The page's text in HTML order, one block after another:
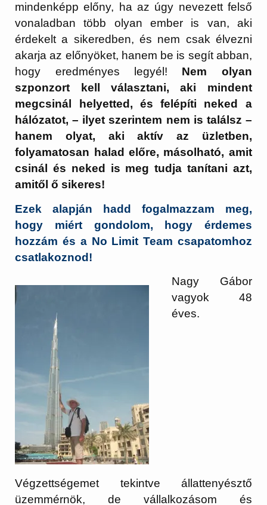
mindenképp előny, ha az úgy nevezett felső
vonaladban több olyan ember is van, aki
érdekelt a sikeredben, és nem csak élvezni
akarja az előnyöket, hanem be is segít abban,
hogy eredményes legyél! Nem olyan
szponzort kell választani, aki mindent
megcsinál helyetted, és felépíti neked a
hálózatot, – ilyet szerintem nem is találsz –
hanem olyat, aki aktív az üzletben,
folyamatosan halad előre, másolható, amit
csinál és neked is meg tudja tanítani azt,
amitől ő sikeres!
Ezek alapján hadd fogalmazzam meg,
hogy miért gondolom, hogy érdemes
hozzám és a No Limit Team csapatomhoz
csatlakoznod!
Nagy Gábor
vagyok 48
éves.
Végzettségemet tekintve állattenyésztő
üzemmérnök, de vállalkozásom és